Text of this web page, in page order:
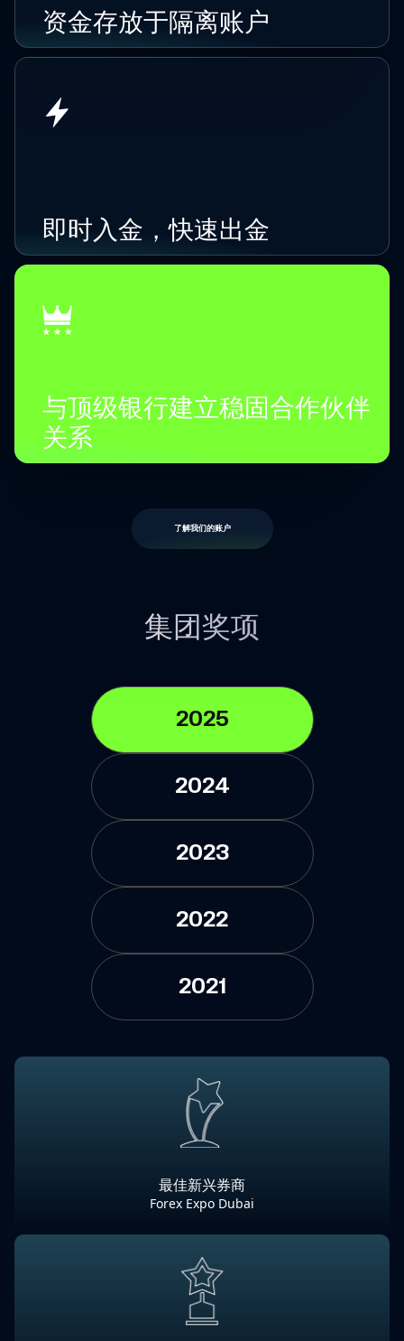
资金存放于隔离账户
即时入金，快速出金
与顶级银行建立稳固合作伙伴
关系
了解我们的账户
集团奖项
2025
2024
2023
2022
2021
最佳新兴券商
Forex Expo Dubai